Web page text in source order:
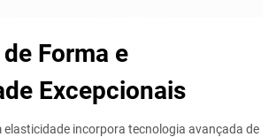
Forma e
Excepcionais
elasticidade incorpora tecnologia avançada de